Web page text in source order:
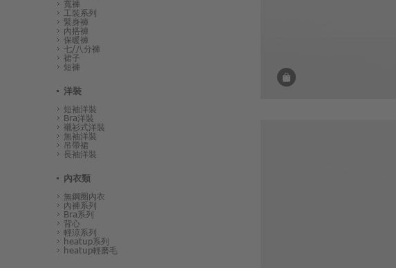
寬褲
工裝系列
緊身褲
內搭褲
保暖褲
七/八分褲
裙子
短褲
洋裝
短袖洋裝
Bra洋裝
襯衫式洋裝
無袖洋裝
吊帶裙
長袖洋裝
內衣類
無鋼圈內衣
內褲系列
Bra系列
背心
輕涼系列
heatup系列
heatup輕磨毛